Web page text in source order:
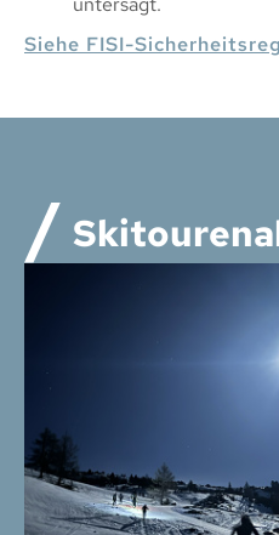
Siehe FISI-